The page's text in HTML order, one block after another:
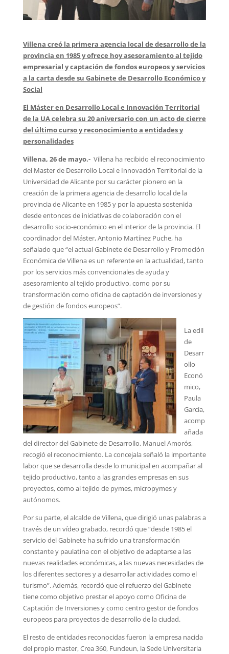
Villena creó la primera agencia local de desarrollo de la
provincia en 1985 y ofrece hoy asesoramiento al tejido
empresarial y captación de fondos europeos y servicios
a la carta desde su Gabinete de Desarrollo Económico y
Social
El Máster en Desarrollo Local e Innovación Territorial
de la UA celebra su 20 aniversario con un acto de cierre
del último curso y reconocimiento a entidades y
personalidades
Villena, 26 de mayo.- Villena ha recibido el reconocimiento
del Master de Desarrollo Local e Innovación Territorial de la
Universidad de Alicante por su carácter pionero en la
creación de la primera agencia de desarrollo local de la
provincia de Alicante en 1985 y por la apuesta sostenida
desde entonces de iniciativas de colaboración con el
desarrollo socio-económico en el interior de la provincia. El
coordinador del Máster, Antonio Martínez Puche, ha
señalado que “el actual Gabinete de Desarrollo y Promoción
Económica de Villena es un referente en la actualidad, tanto
por los servicios más convencionales de ayuda y
asesoramiento al tejido productivo, como por su
transformación como oficina de captación de inversiones y
de gestión de fondos europeos”.
La edil
de
Desarr
ollo
Econó
mico,
Paula
García,
acomp
añada
del director del Gabinete de Desarrollo, Manuel Amorós,
recogió el reconocimiento. La concejala señaló la importante
labor que se desarrolla desde lo municipal en acompañar al
tejido productivo, tanto a las grandes empresas en sus
proyectos, como al tejido de pymes, micropymes y
autónomos.
Por su parte, el alcalde de Villena, que dirigió unas palabras a
través de un vídeo grabado, recordó que “desde 1985 el
servicio del Gabinete ha sufrido una transformación
constante y paulatina con el objetivo de adaptarse a las
nuevas realidades económicas, a las nuevas necesidades de
los diferentes sectores y a desarrollar actividades como el
turismo”. Además, recordó que el refuerzo del Gabinete
tiene como objetivo prestar el apoyo como Oficina de
Captación de Inversiones y como centro gestor de fondos
europeos para proyectos de desarrollo de la ciudad.
El resto de entidades reconocidas fueron la empresa nacida
del propio master, Crea 360, Fundeun, la Sede Universitaria